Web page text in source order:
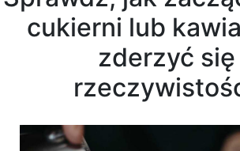
cukierni lub
zderzyć się